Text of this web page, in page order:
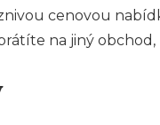
cenovou
na jiný obchod,